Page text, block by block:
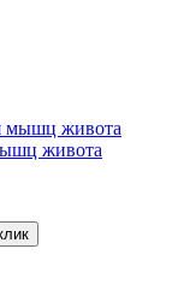
живота